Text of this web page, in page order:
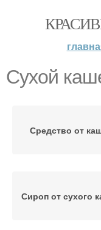
Сухой
Средство от
Сироп от сухого